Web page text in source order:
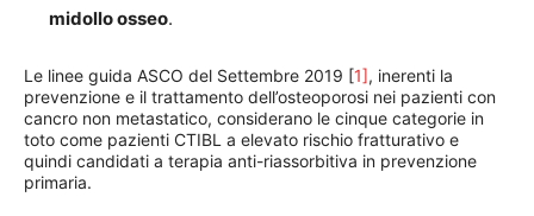
midollo osseo.
Le linee guida ASCO del Settembre 2019 [1], inerenti la
prevenzione e il trattamento dell’osteoporosi nei pazienti con
cancro non metastatico, considerano le cinque categorie in
toto come pazienti CTIBL a elevato rischio fratturativo e
quindi candidati a terapia anti-riassorbitiva in prevenzione
primaria.